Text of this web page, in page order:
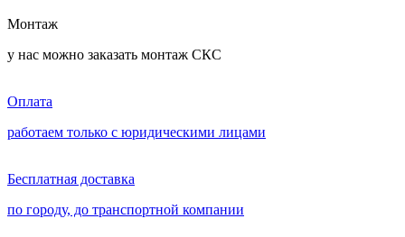
Монтаж
у нас можно заказать монтаж СКС
Оплата
работаем только с юридическими лицами
Бесплатная доставка
по городу, до транспортной компании